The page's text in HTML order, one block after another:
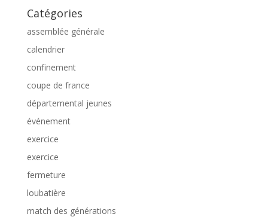
Catégories
assemblée générale
calendrier
confinement
coupe de france
départemental jeunes
événement
exercice
exercice
fermeture
loubatière
match des générations